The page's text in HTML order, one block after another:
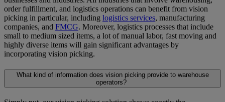
order fulfillment, and logistics operations can benefit from vision
picking in particular, including logistics services, manufacturing
companies, and FMCG. Moreover, logistics processes that include
small to medium sized items, a lot of manual labor, fast moving and
highly diverse items will gain significant advantages by
incorporating vision picking.
What kind of information does vision picking provide to warehouse
operators?